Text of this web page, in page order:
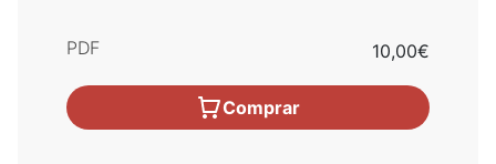
PDF 10,00€
Comprar